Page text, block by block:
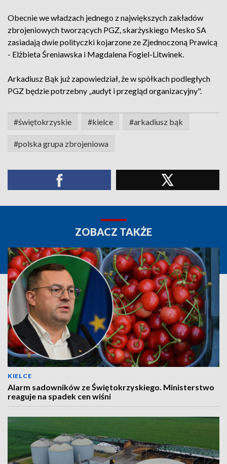
Obecnie we władzach jednego z największych zakładów
zbrojeniowych tworzących PGZ, skarżyskiego Mesko SA
zasiadają dwie polityczki kojarzone ze Zjednoczoną Prawicą
- Elżbieta Śreniawska i Magdalena Fogiel-Litwinek.
Arkadiusz Bąk już zapowiedział, że w spółkach podległych
PGZ będzie potrzebny „audyt i przegląd organizacyjny".
#świętokrzyskie #kielce #arkadiusz bąk
#polska grupa zbrojeniowa
ZOBACZ TAKŻE
KIELCE
Alarm sadowników ze Świętokrzyskiego. Ministerstwo
reaguje na spadek cen wiśni